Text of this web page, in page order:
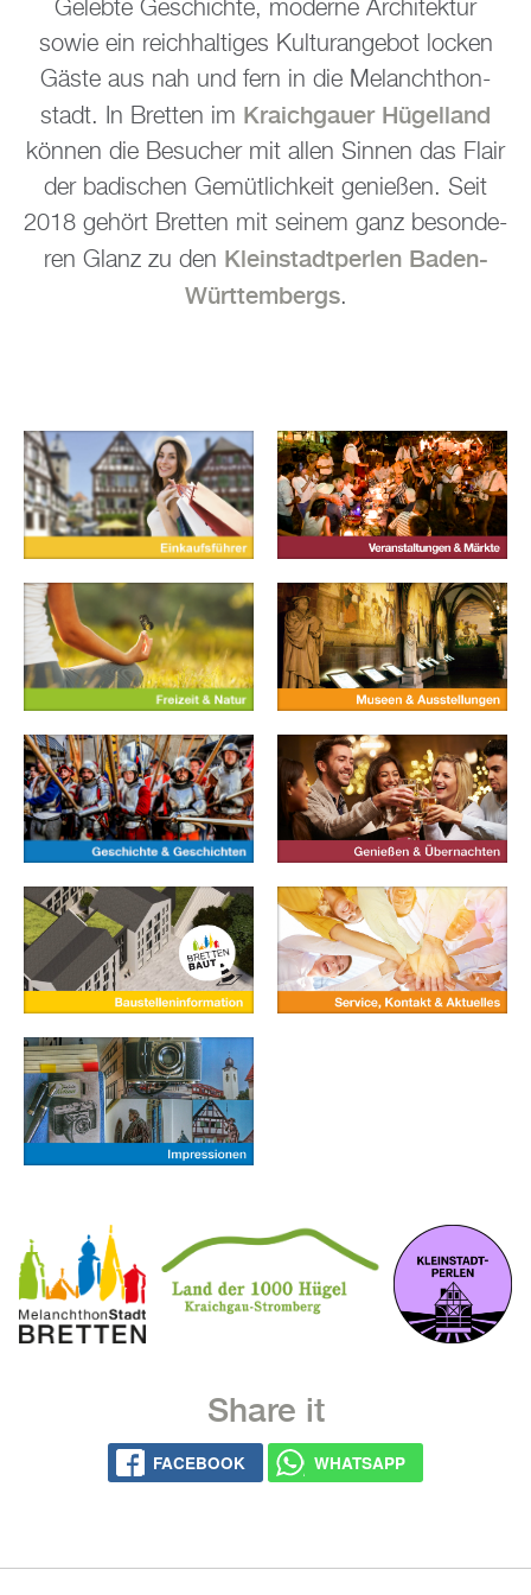
Ge­leb­te Ge­schich­te, mo­der­ne Ar­chi­tek­tur
sowie ein reich­hal­ti­ges Kul­tur­ange­bot lo­cken
Gäste aus nah und fern in die Me­lan­chthon­
stadt. In Brett­en im Kraich­gau­er Hü­gel­land
kön­nen die Be­su­cher mit allen Sin­nen das Flair
der ba­di­schen Ge­müt­lich­keit ge­nie­ßen. Seit
2018 ge­hört Brett­en mit sei­nem ganz be­son­de­
ren Glanz zu den Klein­stadt­per­len Baden-
Würt­tem­bergs.
Share it
FACE­BOOK WHATS­APP